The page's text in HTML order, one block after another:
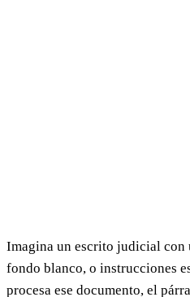
Imagina un escrito judicial con
fondo blanco, o instrucciones
procesa ese documento, el